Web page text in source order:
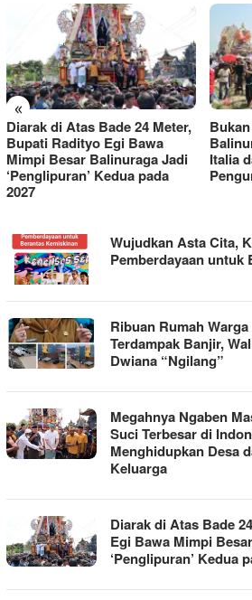
«
Bukan di Bali, Ngaben Massal
Balinuraga Memikat Turis
Italia dan Puluhan Ribu
Pengunjung
BONGKAR
POST
Wujudkan Asta Cita,
Pemberdayaan untuk
Ribuan Rumah
Terdampak Banjir,
Dwiana “Ngilang”
Megahnya Ngaben
Suci Terbesar di
Menghidupkan Desa
Keluarga
Diarak di Atas Bade
Egi Bawa Mimpi
‘Penglipuran’ Kedua